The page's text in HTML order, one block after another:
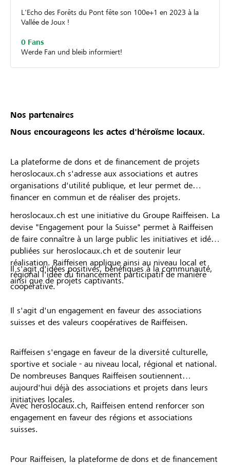
L'Echo des Forêts du Pont fête son 100e+1 en 2023 à la
Vallée de Joux !
0 Fans
Werde Fan und bleib informiert!
Nos partenaires
Nous encourageons les actes d'héroïsme locaux.
La plateforme de dons et de financement de projets
heroslocaux.ch s'adresse aux associations et autres
organisations d'utilité publique, et leur permet de
financer en commun et de réaliser des projets.
heroslocaux.ch est une initiative du Groupe Raiffeisen. La
devise "Engagement pour la Suisse" permet à Raiffeisen
de faire connaître à un large public les initiatives et idées
publiées sur heroslocaux.ch et de soutenir leur
réalisation. Raiffeisen applique ainsi au niveau local et
régional l'idée du financement participatif de manière
coopérative.
Il s'agit d'idées positives, bénéfiques à la communauté,
ainsi que de projets captivants.
Il s'agit d'un engagement en faveur des associations
suisses et des valeurs coopératives de Raiffeisen.
Raiffeisen s'engage en faveur de la diversité culturelle,
sportive et sociale - au niveau local, régional et national.
De nombreuses Banques Raiffeisen soutiennent
aujourd'hui déjà des associations et projets dans leurs
initiatives locales.
Avec heroslocaux.ch, Raiffeisen entend renforcer son
engagement en faveur des régions et associations
suisses.
Pour Raiffeisen, la plateforme de dons et de financement